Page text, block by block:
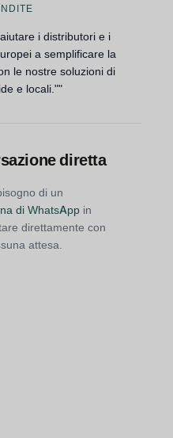
i distributori e i
a semplificare la
le nostre soluzioni di
e locali.""
diretta
di un
di WhatsApp in
direttamente con
attesa.